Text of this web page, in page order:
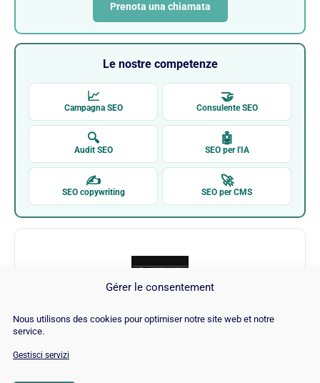
Gérer le consentement
Nous utilisons des cookies pour optimiser notre site web et notre
service.
Gestisci servizi
Prenota una chiamata
Le nostre competenze
📈
Campagna SEO
🤝
Consulente SEO
🔍
Audit SEO
🤖
SEO per l'IA
✍
SEO copywriting
🚀
SEO per CMS
Internet Marketing Ninjas